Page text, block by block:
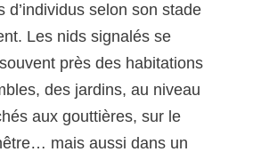
d’individus selon son stade
Les nids signalés se
près des habitations
des jardins, au niveau
aux gouttières, sur le
mais aussi dans un